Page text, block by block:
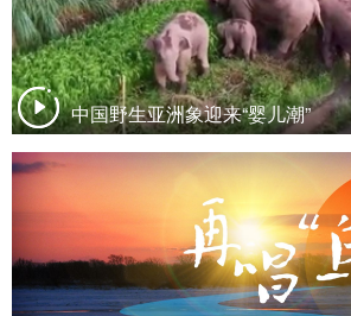
中国野生亚洲象迎来“婴儿潮”